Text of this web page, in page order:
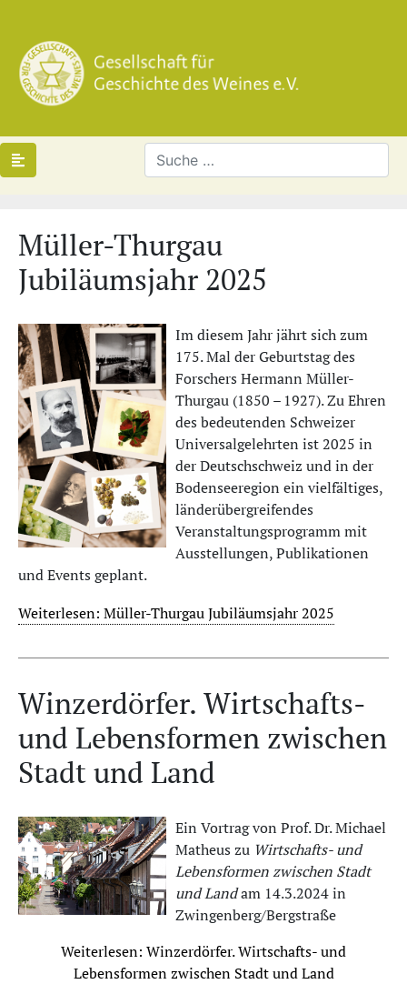
Müller-Thurgau
Jubiläumsjahr 2025
Im diesem Jahr jährt sich zum
175. Mal der Geburtstag des
Forschers Hermann Müller-
Thurgau (1850 – 1927). Zu Ehren
des bedeutenden Schweizer
Universalgelehrten ist 2025 in
der Deutschschweiz und in der
Bodenseeregion ein vielfältiges,
länderübergreifendes
Veranstaltungsprogramm mit
Ausstellungen, Publikationen
und Events geplant.
Weiterlesen: Müller-Thurgau Jubiläumsjahr 2025
Winzerdörfer. Wirtschafts-
und Lebensformen zwischen
Stadt und Land
Ein Vortrag von Prof. Dr. Michael
Matheus zu Wirtschafts- und
Lebensformen zwischen Stadt
und Landam 14.3.2024 in
Zwingenberg/Bergstraße
Weiterlesen: Winzerdörfer. Wirtschafts- und
Lebensformen zwischen Stadt und Land